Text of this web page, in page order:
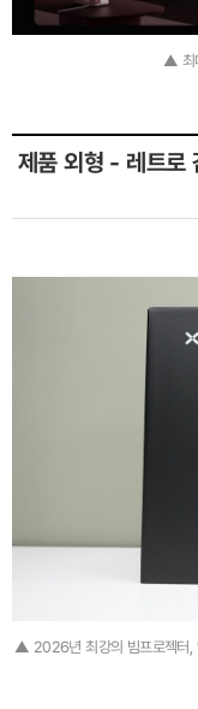
▲ 최
제품 외형 - 레트로
▲ 2026년 최강의 빔프로젝터,